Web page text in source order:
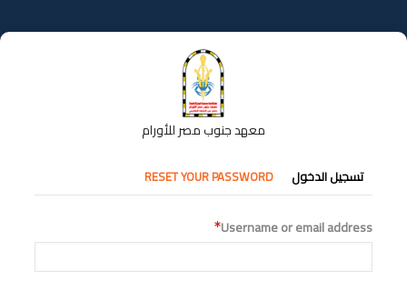
إلى
المحتوى
معهد جنوب مصر للأورام
التبويبات
الأساسية
تسجيل الدخول RESET YOUR PASSWORD
Username or email address